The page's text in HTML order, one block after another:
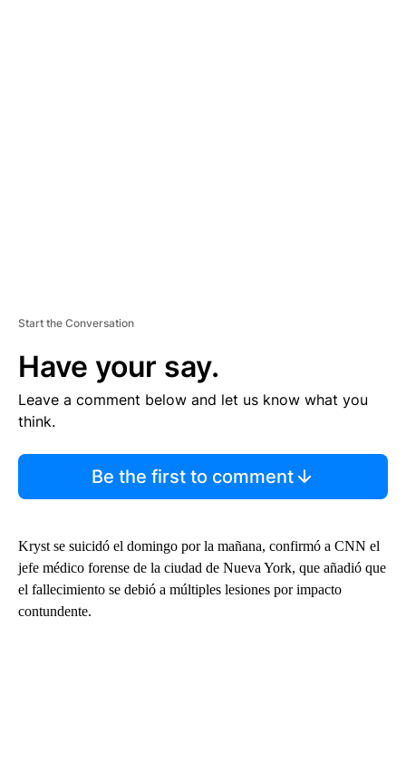
Start the Conversation
Have your say.
Leave a comment below and let us know what you
think.
Be the first to comment
Kryst se suicidó el domingo por la mañana, confirmó a CNN el
jefe médico forense de la ciudad de Nueva York, que añadió que
el fallecimiento se debió a múltiples lesiones por impacto
contundente.